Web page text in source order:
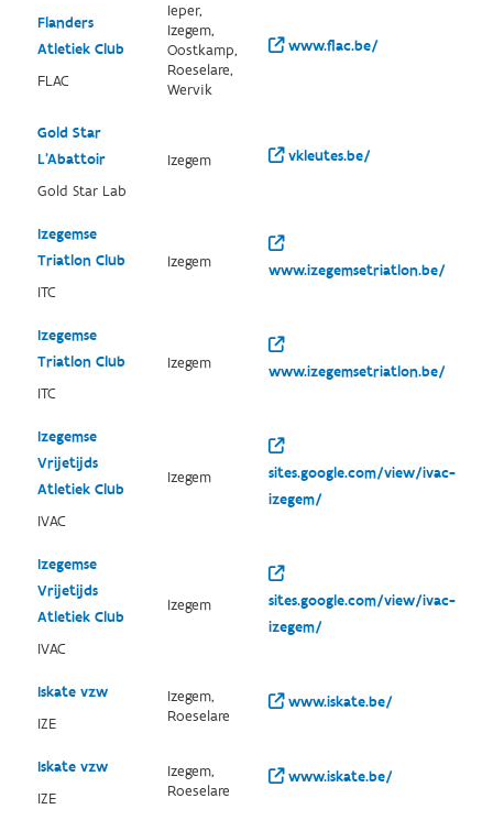
Flanders
Atletiek Club
FLAC
Ieper,
Izegem,
Oostkamp,
Roeselare,
Wervik
www.flac.be/
Gold Star
L'Abattoir
Gold Star Lab
Izegem vkleutes.be/
Izegemse
Triatlon Club
ITC
Izegem www.izegemsetriatlon.be/
Izegemse
Triatlon Club
ITC
Izegem www.izegemsetriatlon.be/
Izegemse
Vrijetijds
Atletiek Club
IVAC
Izegem
sites.google.com/view/ivac-
izegem/
Izegemse
Vrijetijds
Atletiek Club
IVAC
Izegem
sites.google.com/view/ivac-
izegem/
Iskate vzw
IZE
Izegem,
Roeselare
www.iskate.be/
Iskate vzw
IZE
Izegem,
Roeselare
www.iskate.be/